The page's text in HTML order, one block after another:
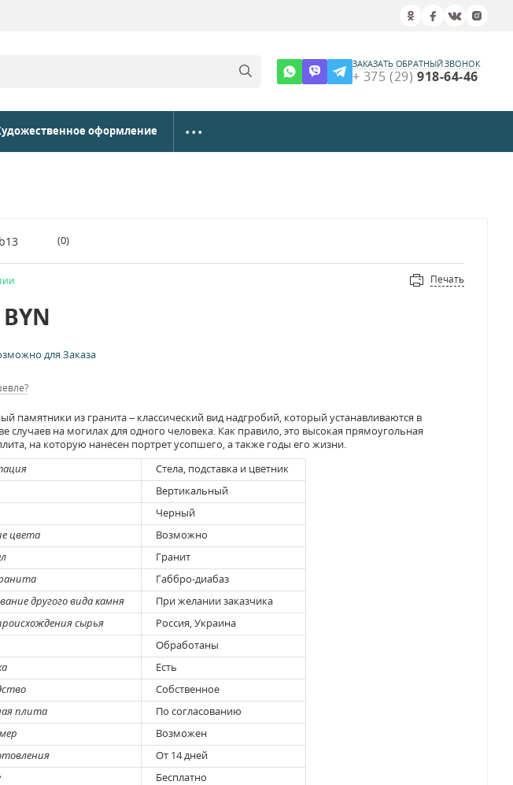
ЗАКАЗАТЬ ОБРАТНЫЙ ЗВОНОК
+ 375 (29) 918-64-46
оформление • • •
b13 (0)
Печать
BYN
для Заказа
памятники из гранита – классический вид надгробий, который устанавливаются в
случаев на могилах для одного человека. Как правило, это высокая прямоугольная
на которую нанесен портрет усопшего, а также годы его жизни.
Стела, подставка и цветник
Вертикальный
Черный
цвета
Возможно
Гранит
Габбро-диабаз
другого вида камня
При желании заказчика
сырья
Россия, Украина
Обработаны
Есть
Собственное
плита
По согласованию
Возможен
От 14 дней
Бесплатно